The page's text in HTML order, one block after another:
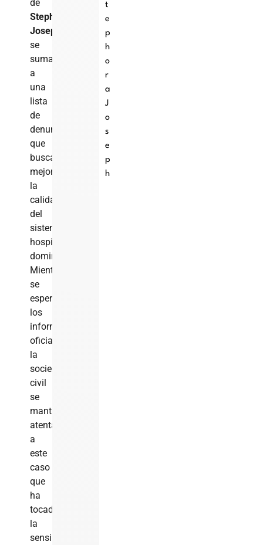
de
Stephora
Joseph
se
suma
a
una
lista
de
denuncias
que
buscan
mejorar
la
calidad
del
sistema
hospitalario
dominicano.
Mientras
se
esperan
los
informes
oficiales,
la
sociedad
civil
se
mantiene
atenta
a
este
caso
que
ha
tocado
la
sensibilidad
t
e
p
h
o
r
a
J
o
s
e
p
h